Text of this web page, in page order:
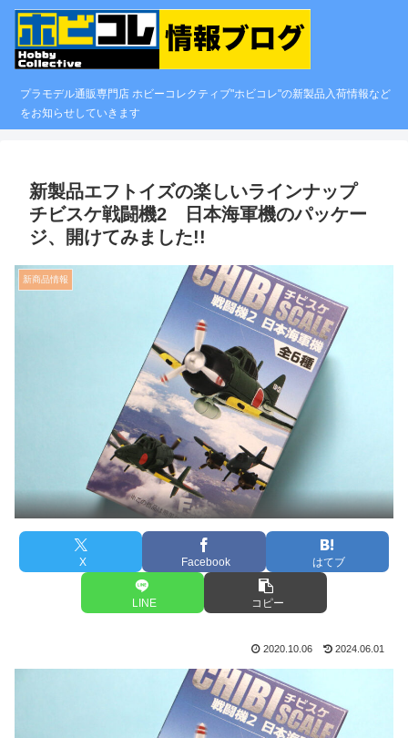
プラモデル通販専門店 ホビーコレクティブ"ホビコレ"の新製品入荷情報など
をお知らせしていきます
新製品エフトイズの楽しいラインナップ
チビスケ戦闘機2 日本海軍機のパッケー
ジ、開けてみました!!
新商品情報
X Facebook はてブ
LINE コピー
2020.10.06 2024.06.01